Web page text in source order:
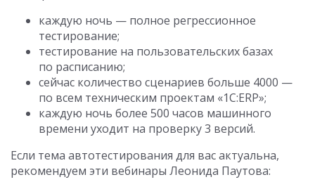
каждую ночь — полное регрессионное
тестирование;
тестирование на пользовательских базах
по расписанию;
сейчас количество сценариев больше 4000 —
по всем техническим проектам «1C:ERP»;
каждую ночь более 500 часов машинного
времени уходит на проверку 3 версий.
Если тема автотестирования для вас актуальна,
рекомендуем эти вебинары Леонида Паутова: